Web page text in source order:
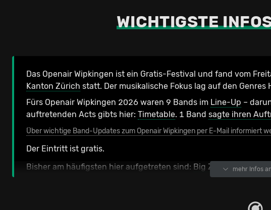
WICHTIGSTE
Das Openair Wipkingen ist ein Gratis-Festival und fand vom
Kanton Zürich statt. Der musikalische Fokus lag auf den
Fürs Openair Wipkingen 2026 waren 9 Bands im Line-Up –
auftretenden Acts gibts hier: Timetable. 1 Band sagte ihren
Über wichtige Band-Updates zum Openair Wipkingen per E-Mail informiert
Der Eintritt ist gratis.
Bisher am häufigsten hier aufgetreten sind: Big Zis [2-mal]und
u.a. Ikan Hyu, Dino Brandão und One Sentence.
mehr Infos